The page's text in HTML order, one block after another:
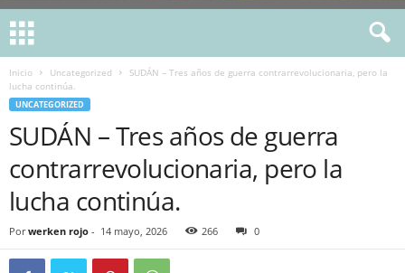
Inicio Uncategorized
SUDÁN – Tres años de guerra contrarrevolucionaria, pero la
lucha continúa.
UNCATEGORIZED
SUDÁN – Tres años de guerra
contrarrevolucionaria, pero la
lucha continúa.
Por werken rojo - 14 mayo, 2026 266 0